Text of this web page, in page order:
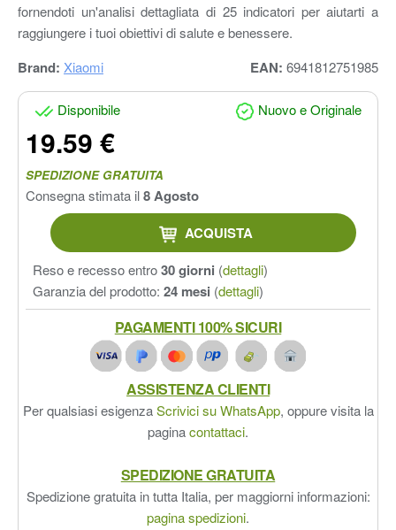
fornendoti un'analisi dettagliata di 25 indicatori per aiutarti a
raggiungere i tuoi obiettivi di salute e benessere.
Brand: Xiaomi EAN: 6941812751985
Disponibile Nuovo e Originale
19.59 €
SPEDIZIONE GRATUITA
Consegna stimata il8 Agosto
ACQUISTA
Reso e recesso entro30 giorni (dettagli)
Garanzia del prodotto: 24 mesi (dettagli)
PAGAMENTI 100% SICURI
ASSISTENZA CLIENTI
Per qualsiasi esigenzaScrivici su WhatsApp, oppure visita la
paginacontattaci.
SPEDIZIONE GRATUITA
Spedizione gratuita in tutta Italia, per maggiorni informazioni:
pagina spedizioni.